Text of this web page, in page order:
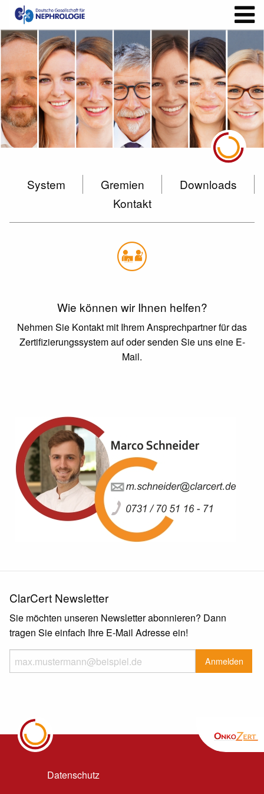
System Gremien
Downloads
Kontakt
Wie können wir Ihnen helfen?
Nehmen Sie Kontakt mit Ihrem Ansprechpartner für das
Zertifizierungssystem auf oder senden Sie uns eine E-
Mail.
ClarCert Newsletter
Sie möchten unseren Newsletter abonnieren? Dann
tragen Sie einfach Ihre E-Mail Adresse ein!
Datenschutz